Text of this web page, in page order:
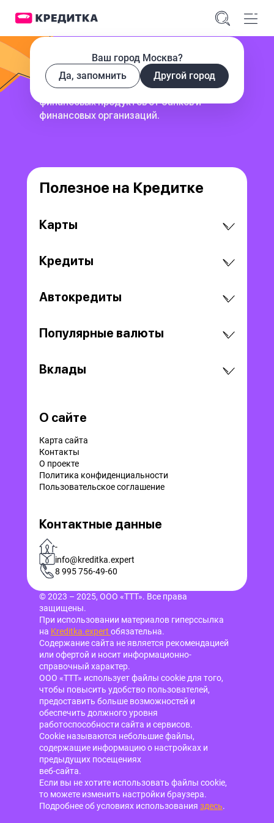
Ваш город Москва?
Да, запомнить
Другой город
сервис для поиска и сравнения
финансовых продуктовот банков и
финансовых организаций.
Полезное на Кредитке
Карты
Кредиты
Автокредиты
Популярные валюты
Вклады
О сайте
Карта сайта
Контакты
О проекте
Политика конфиденциальности
Пользовательское соглашение
Контактные данные
-
info@kreditka.expert
8 995 756-49-60
© 2023 – 2025, ООО «ТТТ». Все права
защищены.
При использовании материалов гиперссылка
на Kreditka.expert обязательна.
Содержание сайта не является рекомендацией
или офертой и носит информационно-
справочный характер.
ООО «ТТТ» использует файлы cookie для того,
чтобы повысить удобство пользователей,
предоставить больше возможностей и
обеспечить должного уровня
работоспособности сайта и сервисов.
Cookie называются небольшие файлы,
содержащие информацию о настройках и
предыдущих посещениях
веб-сайта.
Если вы не хотите использовать файлы cookie,
то можете изменить настройки браузера.
Подробнее об условиях использования здесь.